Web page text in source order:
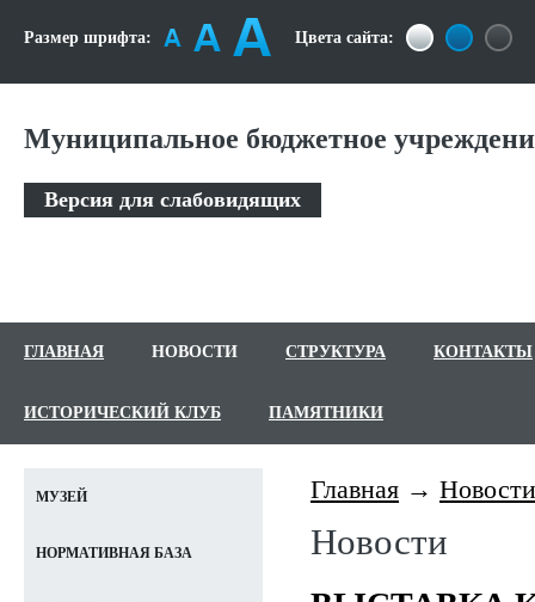
Размер шрифта: Цвета сайта:
Муниципальное бюджетное
Версия для слабовидящих
ГЛАВНАЯ НОВОСТИ СТРУКТУРА КОНТАКТЫ
ИСТОРИЧЕСКИЙ КЛУБ ПАМЯТНИКИ
Главная Новости
Новости
МУЗЕЙ
НОРМАТИВНАЯ БАЗА